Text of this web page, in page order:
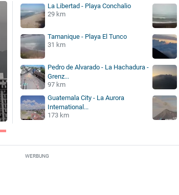
La Libertad - Playa Conchalio
29 km
Tamanique - Playa El Tunco
31 km
Pedro de Alvarado - La Hachadura -
Grenz...
97 km
Guatemala City - La Aurora
International...
173 km
WERBUNG